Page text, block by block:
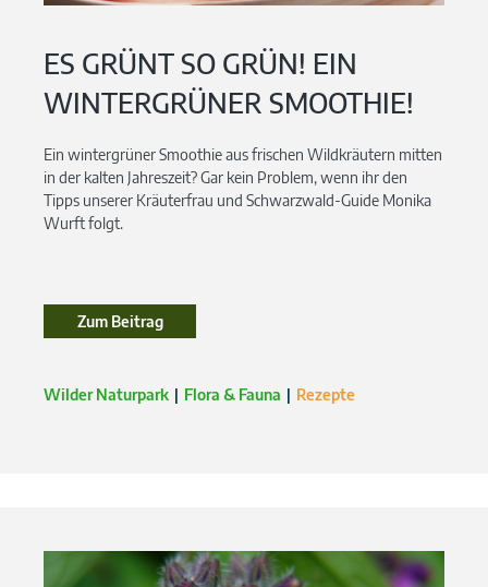
ES GRÜNT SO GRÜN! EIN
WINTERGRÜNER SMOOTHIE!
Ein wintergrüner Smoothie aus frischen Wildkräutern mitten
in der kalten Jahreszeit? Gar kein Problem, wenn ihr den
Tipps unserer Kräuterfrau und Schwarzwald-Guide Monika
Wurft folgt.
Zum Beitrag
Wilder Naturpark Flora & Fauna Rezepte